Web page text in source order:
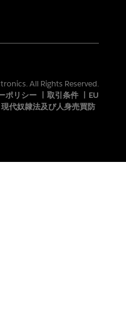
All Rights Reserved.
ポリシー 取引条件
EU
現代奴隷法及び人身売買防